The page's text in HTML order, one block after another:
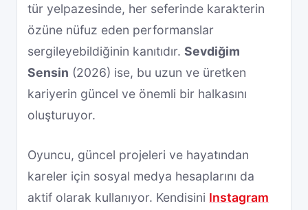
tür yelpazesinde, her seferinde karakterin
özüne nüfuz eden performanslar
sergileyebildiğinin kanıtıdır. Sevdiğim
Sensin (2026) ise, bu uzun ve üretken
kariyerin güncel ve önemli bir halkasını
oluşturuyor.
Oyuncu, güncel projeleri ve hayatından
kareler için sosyal medya hesaplarını da
aktif olarak kullanıyor. Kendisini Instagram